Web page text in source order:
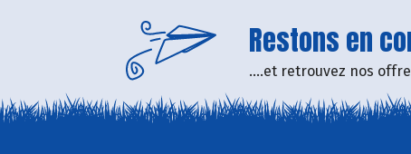
Restons en
....et retrouvez nos